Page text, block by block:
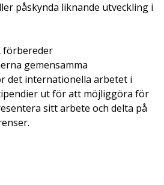
påskynda liknande utveckling i
förbereder
gemensamma
det internationella arbetet i
ut för att möjliggöra för
sitt arbete och delta på